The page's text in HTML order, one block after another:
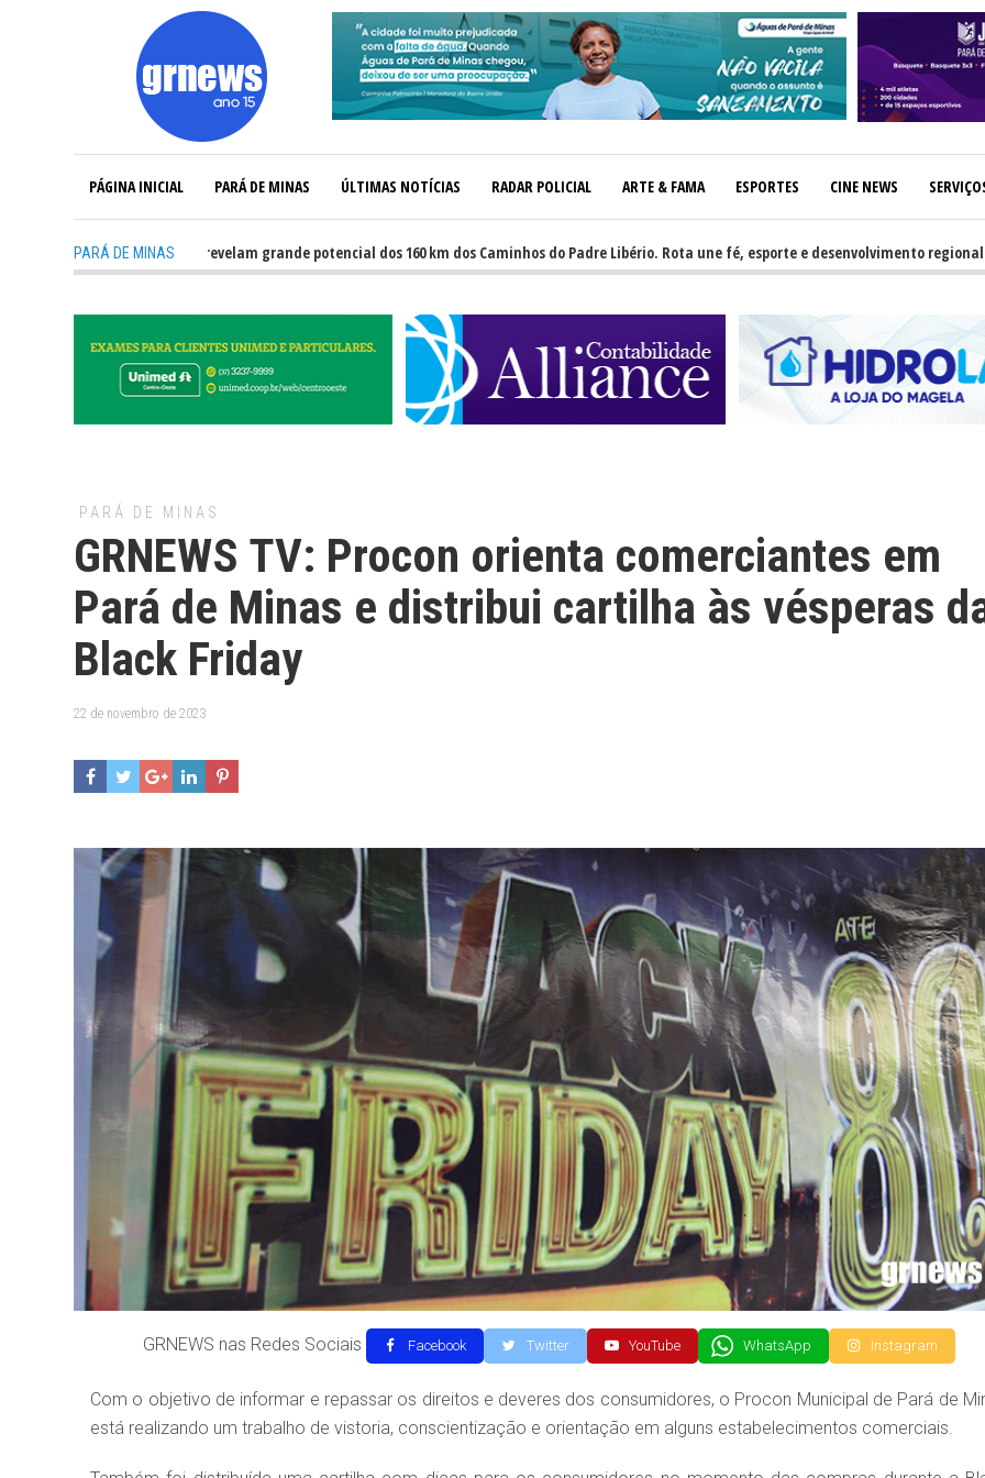
PÁGINA INICIAL PARÁ DE MINAS ÚLTIMAS NOTÍCIAS RADAR POLICIAL ARTE & FAMA ESPORTES CINE NEWS
PARÁ DE MINAS
GRNEWS TV: Atletas revelam grande potencial dos 160 km dos Caminhos do Padre Libério. Rota une fé, esporte e desenvolvimento regional
PARÁ DE MINAS
GRNEWS TV: Procon orienta comerciantes em
Pará de Minas e distribui cartilha às vésperas
Black Friday
22 de novembro de 2023
GRNEWS nas Redes Sociais Facebook Twitter YouTube WhatsApp Instagram
Com o objetivo de informar e repassar os direitos e deveres dos consumidores, o Procon Municipal de Pará de
está realizando um trabalho de vistoria, conscientização e orientação em alguns estabelecimentos comerciais.